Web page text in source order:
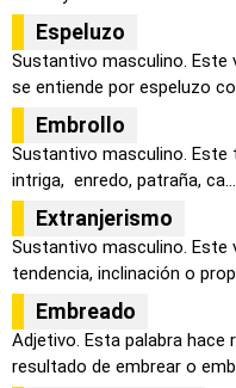
Espeluzo
Sustantivo masculino.
se entiende por espeluzo
Embrollo
Sustantivo masculino. Este
intriga, enredo, patraña, ca...
Extranjerismo
Sustantivo masculino. Este
tendencia, inclinación o
Embreado
Adjetivo. Esta palabra
resultado de embrear o